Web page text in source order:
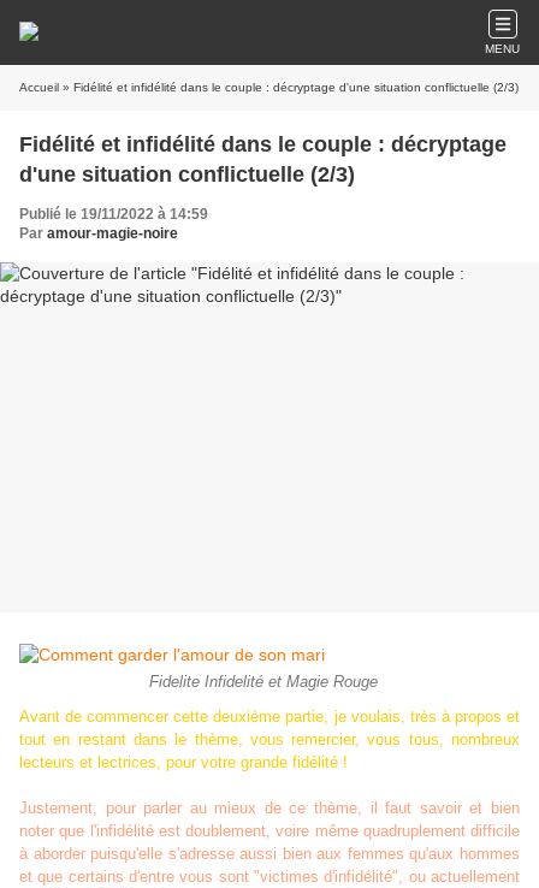
MENU
Accueil » Fidélité et infidélité dans le couple : décryptage d'une situation conflictuelle (2/3)
Fidélité et infidélité dans le couple : décryptage
d'une situation conflictuelle (2/3)
Publié le 19/11/2022 à 14:59
Par amour-magie-noire
Fidelite Infidelité et Magie Rouge
Avant de commencer cette deuxième partie, je voulais, très à propos et
tout en restant dans le thème, vous remercier, vous tous, nombreux
lecteurs et lectrices, pour votre grande fidélité !
Justement, pour parler au mieux de ce thème, il faut savoir et bien
noter que l'infidélité est doublement, voire même quadruplement difficile
à aborder puisqu'elle s'adresse aussi bien aux femmes qu'aux hommes
et que certains d'entre vous sont "victimes d'infidélité", ou actuellement